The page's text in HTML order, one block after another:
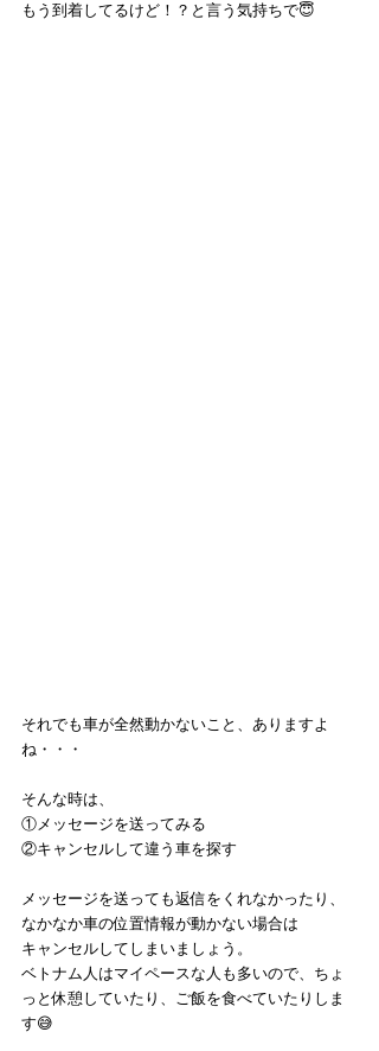
もう到着してるけど！？と言う気持ちで😇
それでも車が全然動かないこと、ありますよ
ね・・・
そんな時は、
①メッセージを送ってみる
②キャンセルして違う車を探す
メッセージを送っても返信をくれなかったり、
なかなか車の位置情報が動かない場合は
キャンセルしてしまいましょう。
ベトナム人はマイペースな人も多いので、ちょ
っと休憩していたり、ご飯を食べていたりしま
す😅